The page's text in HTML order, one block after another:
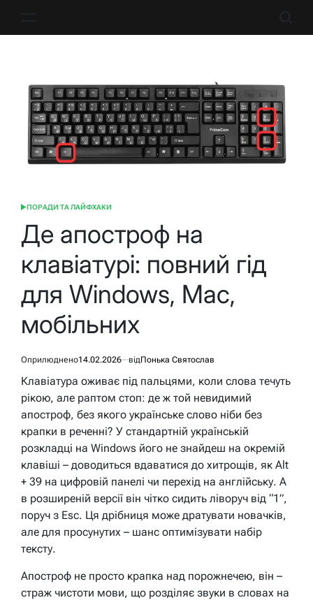
ОПУБЛІКУВАТИ
ПОРАДИ ТА ЛАЙФХАКИ
Де апостроф на
клавіатурі: повний гід
для Windows, Mac,
мобільних
Оприлюднено14.02.2026 відПонька Святослав
Клавіатура оживає під пальцями, коли слова течуть
рікою, але раптом стоп: де ж той невидимий
апостроф, без якого українське слово ніби без
крапки в реченні? У стандартній українській
розкладці на Windows його не знайдеш на окремій
клавіші – доводиться вдаватися до хитрощів, як Alt
+ 39 на цифровій панелі чи перехід на англійську. А
в розширеній версії він чітко сидить ліворуч від “1”,
поруч з Esc. Ця дрібниця може дратувати новачків,
але для просунутих – шанс оптимізувати набір
тексту.
Апостроф не просто крапка над порожнечею, він –
страж чистоти мови, що розділяє звуки в словах на